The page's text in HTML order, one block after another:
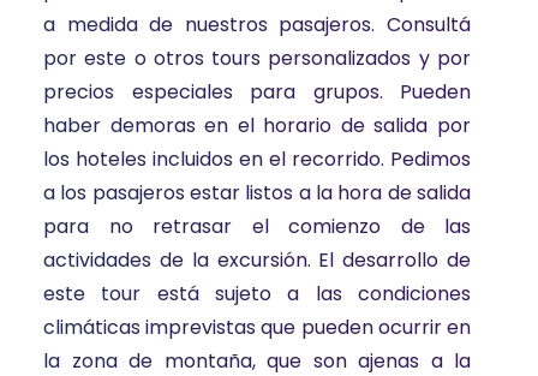
a medida de nuestros pasajeros. Consultá
por este o otros tours personalizados y por
precios especiales para grupos. Pueden
haber demoras en el horario de salida por
los hoteles incluidos en el recorrido. Pedimos
a los pasajeros estar listos a la hora de salida
para no retrasar el comienzo de las
actividades de la excursión. El desarrollo de
este tour está sujeto a las condiciones
climáticas imprevistas que pueden ocurrir en
la zona de montaña, que son ajenas a la